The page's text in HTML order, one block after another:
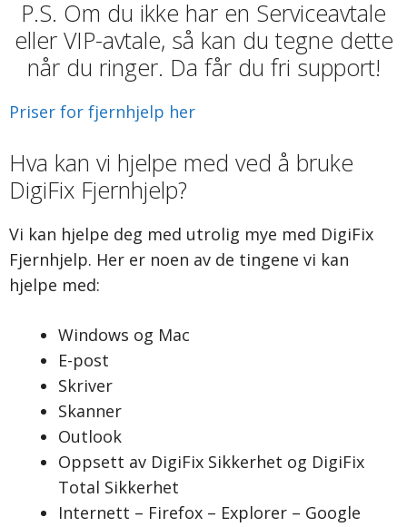
P.S. Om du ikke har en Serviceavtale
eller VIP-avtale, så kan du tegne dette
når du ringer. Da får du fri support!
Priser for fjernhjelp her
Hva kan vi hjelpe med ved å bruke
DigiFix Fjernhjelp?
Vi kan hjelpe deg med utrolig mye med DigiFix
Fjernhjelp. Her er noen av de tingene vi kan
hjelpe med:
Windows og Mac
E-post
Skriver
Skanner
Outlook
Oppsett av DigiFix Sikkerhet og DigiFix
Total Sikkerhet
Internett – Firefox – Explorer – Google